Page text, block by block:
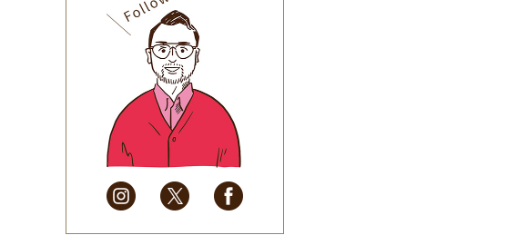
2025年9月(30)
2025年8月(31)
2025年7月(37)
2025年6月(48)
2025年5月
(41)
2025年4月
(32)
2025年3月(31)
2025年2月
(28)
2025年1月
(34)